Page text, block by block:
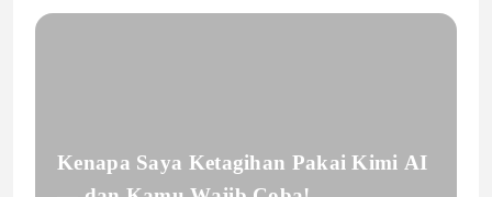
Kenapa Saya Ketagihan Pakai Kimi AI